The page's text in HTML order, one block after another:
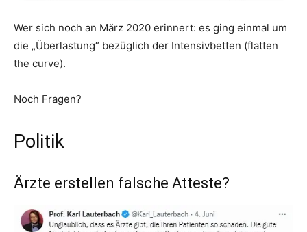
Wer sich noch an März 2020 erinnert: es ging einmal um
die „Überlastung“ bezüglich der Intensivbetten (flatten
the curve).
Noch Fragen?
Politik
Ärzte erstellen falsche Atteste?